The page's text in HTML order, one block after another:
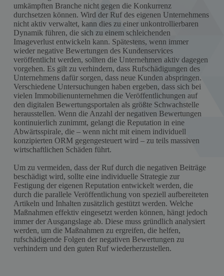
umkämpften Branche nicht gegen die Konkurrenz
durchsetzen können. Wird der Ruf des eigenen Unternehmens
nicht aktiv verwaltet, kann dies zu einer unkontrollierbaren
Dynamik führen, die sich zu einem schleichenden
Imageverlust entwickeln kann. Spätestens, wenn immer
wieder negative Bewertungen des Kundenservices
veröffentlicht werden, sollten die Unternehmen aktiv dagegen
vorgehen. Es gilt zu verhindern, dass Rufschädigungen des
Unternehmens dafür sorgen, dass neue Kunden abspringen.
Verschiedene Untersuchungen haben ergeben, dass sich bei
vielen Immobilienunternehmen die Veröffentlichungen auf
den digitalen Bewertungsportalen als größte Schwachstelle
herausstellen. Wenn die Anzahl der negativen Bewertungen
kontinuierlich zunimmt, gelangt die Reputation in eine
Abwärtsspirale, die – wenn nicht mit einem individuell
konzipierten ORM gegengesteuert wird – zu teils massiven
wirtschaftlichen Schäden führt.
Um zu vermeiden, dass der Ruf durch die negativen Beiträge
beschädigt wird, sollte eine individuelle Strategie zur
Festigung der eigenen Reputation entwickelt werden, die
durch die parallele Veröffentlichung von speziell aufbereiteten
Artikeln und Inhalten zusätzlich gestützt werden. Welche
Maßnahmen effektiv eingesetzt werden können, hängt jedoch
immer der Ausgangslage ab. Diese muss gründlich analysiert
werden, um die Maßnahmen zu ergreifen, die helfen,
rufschädigende Folgen der negativen Bewertungen zu
verhindern und den guten Ruf wiederherzustellen.